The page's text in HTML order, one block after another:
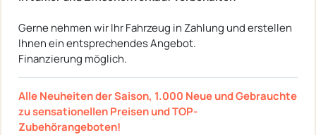
Gerne nehmen wir Ihr Fahrzeug in Zahlung und erstellen
Ihnen ein entsprechendes Angebot.
Finanzierung möglich.
Alle Neuheiten der Saison, 1.000 Neue und Gebrauchte
zu sensationellen Preisen und TOP-
Zubehörangeboten!